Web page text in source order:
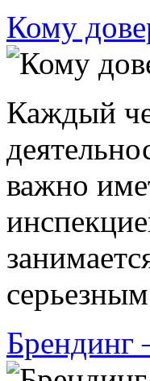
Кому
Каждый
важно
Брендинг